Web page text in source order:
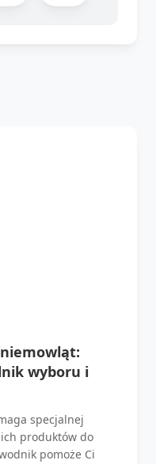
wyboru i
specjalnej
produktów do
pomoże Ci